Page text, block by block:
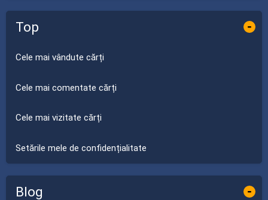
Top -
Cele mai vândute cărți
Cele mai comentate cărți
Cele mai vizitate cărți
Setările mele de confidențialitate
Blog -